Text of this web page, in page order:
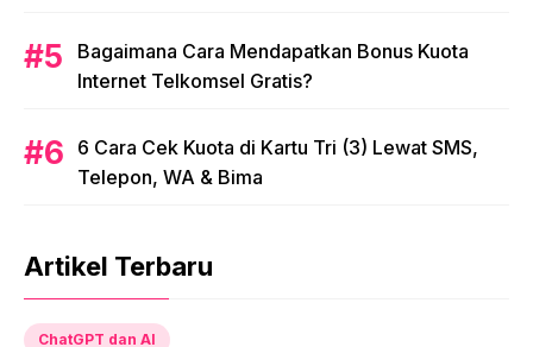
Bagaimana Cara Mendapatkan Bonus Kuota
Internet Telkomsel Gratis?
6 Cara Cek Kuota di Kartu Tri (3) Lewat SMS,
Telepon, WA & Bima
Artikel Terbaru
ChatGPT dan AI